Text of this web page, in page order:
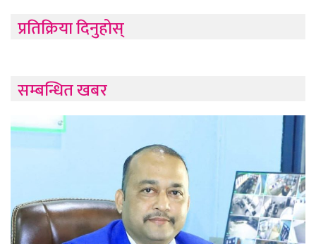
प्रतिक्रिया दिनुहोस्
सम्बन्धित खबर